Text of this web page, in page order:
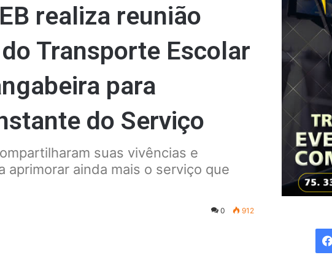
realiza reunião
Transporte Escolar
para
do Serviço
suas vivências e
aprimorar ainda mais o serviço que
0 912